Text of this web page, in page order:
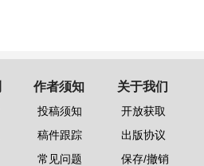
作者须知
投稿须知
稿件跟踪
常见问题
关于我们
开放获取
出版协议
保存/撤销